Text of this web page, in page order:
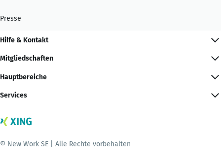
Presse
Hilfe & Kontakt
Mitgliedschaften
Hauptbereiche
Services
© New Work SE | Alle Rechte vorbehalten